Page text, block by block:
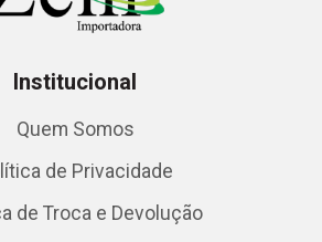
Institucional
Quem Somos
de Privacidade
de Troca e Devolução